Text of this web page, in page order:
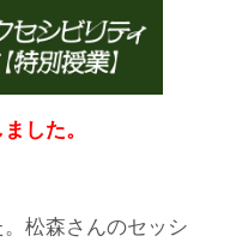
した。
松森さんのセッシ